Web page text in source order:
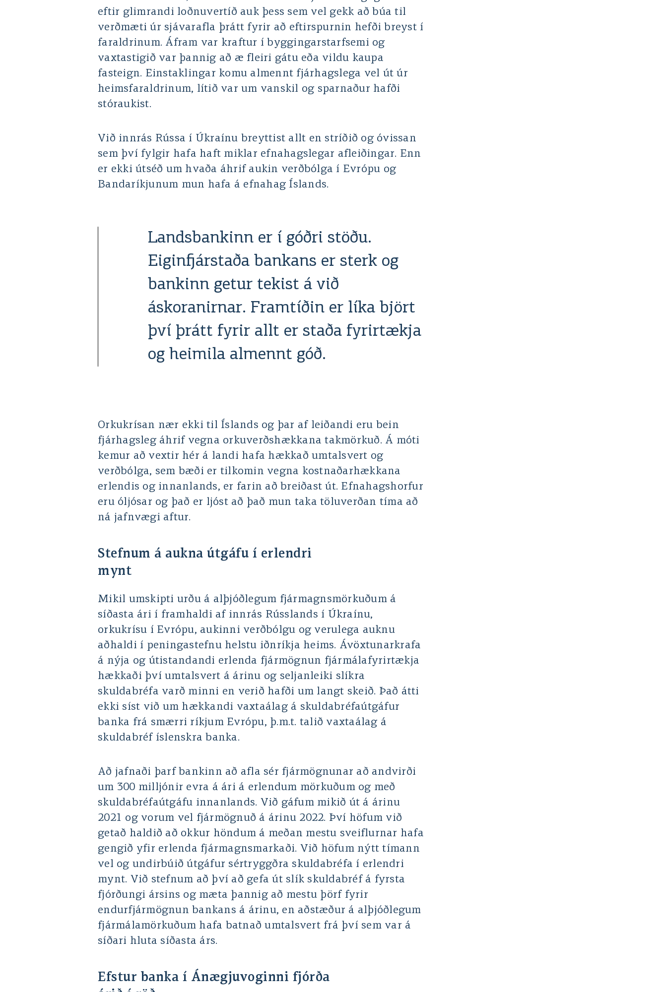
eftir glimrandi loðnuvertíð auk þess sem vel gekk að búa til
verðmæti úr sjávarafla þrátt fyrir að eftirspurnin hefði breyst í
faraldrinum. Áfram var kraftur í byggingarstarfsemi og
vaxtastigið var þannig að æ fleiri gátu eða vildu kaupa
fasteign. Einstaklingar komu almennt fjárhagslega vel út úr
heimsfaraldrinum, lítið var um vanskil og sparnaður hafði
stóraukist.
Við innrás Rússa í Úkraínu breyttist allt en stríðið og óvissan
sem því fylgir hafa haft miklar efnahagslegar afleiðingar. Enn
er ekki útséð um hvaða áhrif aukin verðbólga í Evrópu og
Bandaríkjunum mun hafa á efnahag Íslands.
Landsbankinn er í góðri stöðu.
Eiginfjárstaða bankans er sterk og
bankinn getur tekist á við
áskoranirnar. Framtíðin er líka björt
því þrátt fyrir allt er staða fyrirtækja
og heimila almennt góð.
Orkukrísan nær ekki til Íslands og þar af leiðandi eru bein
fjárhagsleg áhrif vegna orkuverðshækkana takmörkuð. Á móti
kemur að vextir hér á landi hafa hækkað umtalsvert og
verðbólga, sem bæði er tilkomin vegna kostnaðarhækkana
erlendis og innanlands, er farin að breiðast út. Efnahagshorfur
eru óljósar og það er ljóst að það mun taka töluverðan tíma að
ná jafnvægi aftur.
Stefnum á aukna útgáfu í erlendri
mynt
Mikil umskipti urðu á alþjóðlegum fjármagnsmörkuðum á
síðasta ári í framhaldi af innrás Rússlands í Úkraínu,
orkukrísu í Evrópu, aukinni verðbólgu og verulega auknu
aðhaldi í peningastefnu helstu iðnríkja heims. Ávöxtunarkrafa
á nýja og útistandandi erlenda fjármögnun fjármálafyrirtækja
hækkaði því umtalsvert á árinu og seljanleiki slíkra
skuldabréfa varð minni en verið hafði um langt skeið. Það átti
ekki síst við um hækkandi vaxtaálag á skuldabréfaútgáfur
banka frá smærri ríkjum Evrópu, þ.m.t. talið vaxtaálag á
skuldabréf íslenskra banka.
Að jafnaði þarf bankinn að afla sér fjármögnunar að andvirði
um 300 milljónir evra á ári á erlendum mörkuðum og með
skuldabréfaútgáfu innanlands. Við gáfum mikið út á árinu
2021 og vorum vel fjármögnuð á árinu 2022. Því höfum við
getað haldið að okkur höndum á meðan mestu sveiflurnar hafa
gengið yfir erlenda fjármagnsmarkaði. Við höfum nýtt tímann
vel og undirbúið útgáfur sértryggðra skuldabréfa í erlendri
mynt. Við stefnum að því að gefa út slík skuldabréf á fyrsta
fjórðungi ársins og mæta þannig að mestu þörf fyrir
endurfjármögnun bankans á árinu, en aðstæður á alþjóðlegum
fjármálamörkuðum hafa batnað umtalsvert frá því sem var á
síðari hluta síðasta árs.
Efstur banka í Ánægjuvoginni fjórða